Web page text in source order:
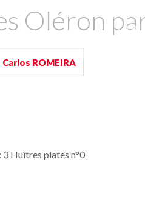
À
Oléron
Carlos ROMEIRA
Huîtres plates n°0